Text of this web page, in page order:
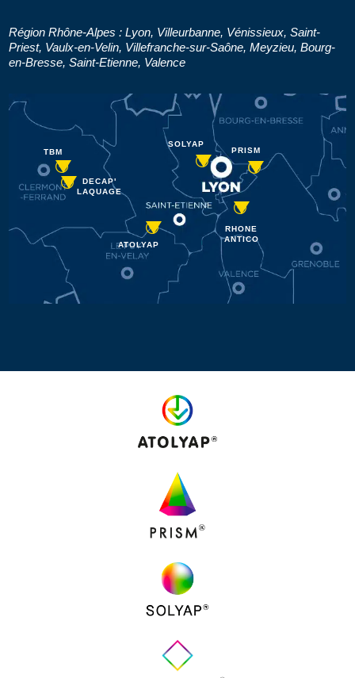
Région Rhône-Alpes : Lyon, Villeurbanne, Vénissieux, Saint-
Priest, Vaulx-en-Velin, Villefranche-sur-Saône, Meyzieu, Bourg-
en-Bresse, Saint-Etienne, Valence